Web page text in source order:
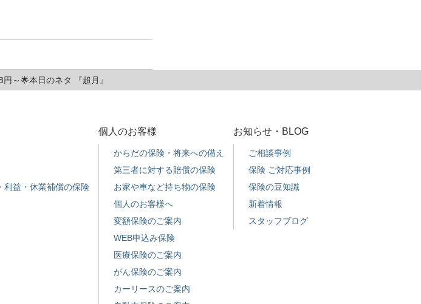
～🌟本日のネタ 『超月』
利益・休業補償の保険
個人のお客様
からだの保険・将来への備え
第三者に対する賠償の保険
お家や車など持ち物の保険
個人のお客様へ
変額保険のご案内
WEB申込み保険
医療保険のご案内
がん保険のご案内
カーリースのご案内
お知らせ・BLOG
ご相談事例
保険 ご対応事例
保険の豆知識
新着情報
スタッフブログ